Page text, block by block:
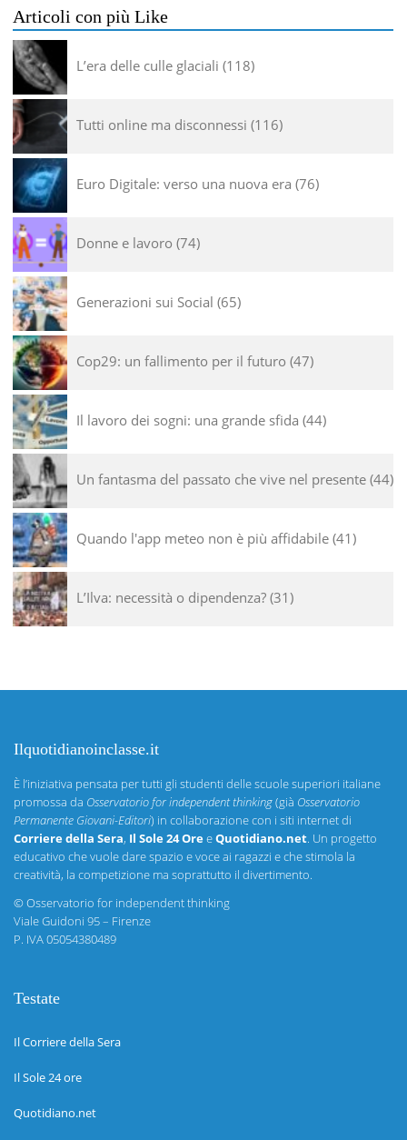
Articoli con più Like
L’era delle culle glaciali 118
Tutti online ma disconnessi 116
Euro Digitale: verso una nuova era 76
Donne e lavoro 74
Generazioni sui Social 65
Cop29: un fallimento per il futuro 47
Il lavoro dei sogni: una grande sfida 44
Un fantasma del passato che vive nel presente 44
Quando l'app meteo non è più affidabile 41
L’Ilva: necessità o dipendenza? 31
Ilquotidianoinclasse.it
È l’iniziativa pensata per tutti gli studenti delle scuole superiori italiane
promossa da Osservatorio for independent thinking(già Osservatorio
Permanente Giovani-Editori) in collaborazione con i siti internet di
Corriere della Sera, Il Sole 24 OreeQuotidiano.net. Un progetto
educativo che vuole dare spazio e voce ai ragazzi e che stimola la
creatività, la competizione ma soprattutto il divertimento.
©Osservatorio for independent thinking
Viale Guidoni 95 – Firenze
P. IVA 05054380489
Testate
Il Corriere della Sera
Il Sole 24 ore
Quotidiano.net